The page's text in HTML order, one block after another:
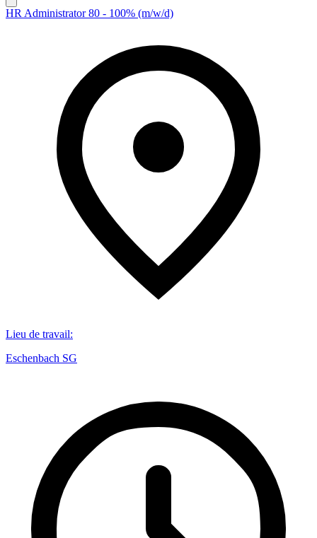
HR Administrator 80 - 100% (m/w/d)
Lieu de travail:
Eschenbach SG